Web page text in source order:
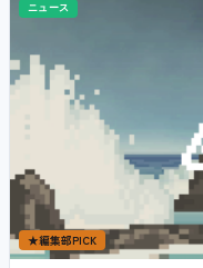
ニュース
★編集部PICK